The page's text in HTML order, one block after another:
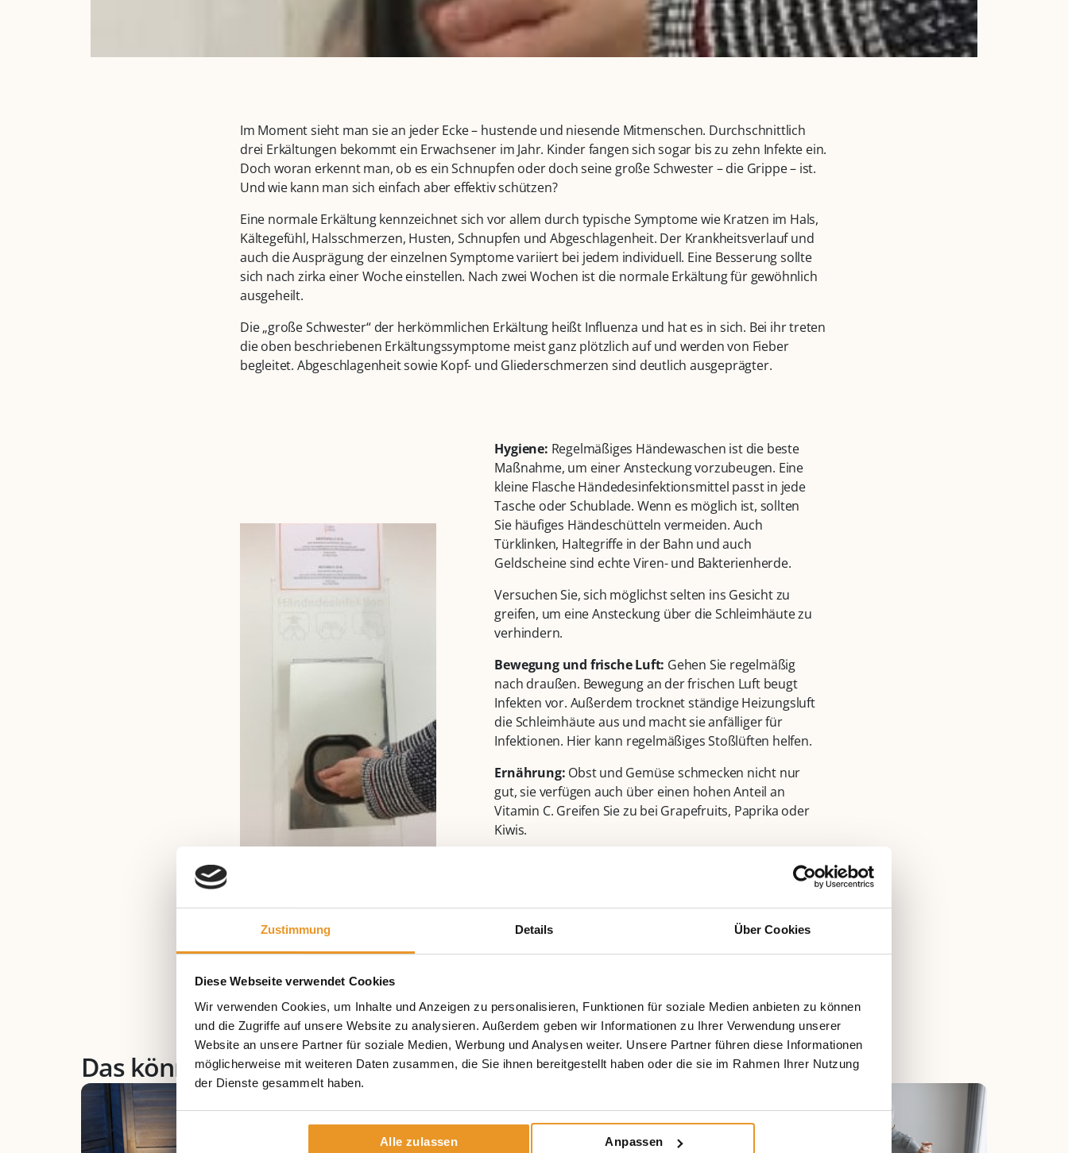
Zustimmung Details Über Cookies
Diese Webseite verwendet Cookies
Wir verwenden Cookies, um Inhalte und Anzeigen zu personalisieren, Funktionen für soziale Medien anbieten zu können
und die Zugriffe auf unsere Website zu analysieren. Außerdem geben wir Informationen zu Ihrer Verwendung unserer
Website an unsere Partner für soziale Medien, Werbung und Analysen weiter. Unsere Partner führen diese Informationen
möglicherweise mit weiteren Daten zusammen, die Sie ihnen bereitgestellt haben oder die sie im Rahmen Ihrer Nutzung
der Dienste gesammelt haben.
Anpassen
Alle zulassen
Im Moment sieht man sie an jeder Ecke – hustende und niesende Mitmenschen. Durchschnittlich
drei Erkältungen bekommt ein Erwachsener im Jahr. Kinder fangen sich sogar bis zu zehn Infekte ein.
Doch woran erkennt man, ob es ein Schnupfen oder doch seine große Schwester – die Grippe – ist.
Und wie kann man sich einfach aber effektiv schützen?
Eine normale Erkältung kennzeichnet sich vor allem durch typische Symptome wie Kratzen im Hals,
Kältegefühl, Halsschmerzen, Husten, Schnupfen und Abgeschlagenheit. Der Krankheitsverlauf und
auch die Ausprägung der einzelnen Symptome variiert bei jedem individuell. Eine Besserung sollte
sich nach zirka einer Woche einstellen. Nach zwei Wochen ist die normale Erkältung für gewöhnlich
ausgeheilt.
Die „große Schwester“ der herkömmlichen Erkältung heißt Influenza und hat es in sich. Bei ihr treten
die oben beschriebenen Erkältungssymptome meist ganz plötzlich auf und werden von Fieber
begleitet. Abgeschlagenheit sowie Kopf- und Gliederschmerzen sind deutlich ausgeprägter.
Hygiene: Regelmäßiges Händewaschen ist die beste
Maßnahme, um einer Ansteckung vorzubeugen. Eine
kleine Flasche Händedesinfektionsmittel passt in jede
Tasche oder Schublade. Wenn es möglich ist, sollten
Sie häufiges Händeschütteln vermeiden. Auch
Türklinken, Haltegriffe in der Bahn und auch
Geldscheine sind echte Viren- und Bakterienherde.
Versuchen Sie, sich möglichst selten ins Gesicht zu
greifen, um eine Ansteckung über die Schleimhäute zu
verhindern.
Bewegung und frische Luft: Gehen Sie regelmäßig
nach draußen. Bewegung an der frischen Luft beugt
Infekten vor. Außerdem trocknet ständige Heizungsluft
die Schleimhäute aus und macht sie anfälliger für
Infektionen. Hier kann regelmäßiges Stoßlüften helfen.
Ernährung: Obst und Gemüse schmecken nicht nur
gut, sie verfügen auch über einen hohen Anteil an
Vitamin C. Greifen Sie zu bei Grapefruits, Paprika oder
Kiwis.
Trotz guter Vorsorge und regelmäßiger Handhygiene
ist niemand gänzlich vor einer Erkältung oder Grippe
trinken – und im Falle anhaltender Beschwerden oder
dem Verdacht auf Grippe – seinen Hausarzt aufsuchen.
Das könnte Sie auch interessieren